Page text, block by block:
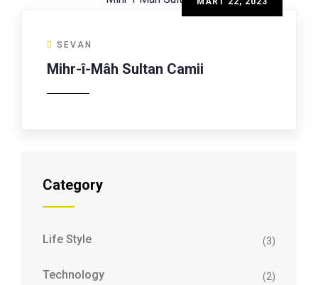
SEVAN
Mihr-î-Mâh Sultan Camii
Category
Life Style (3)
Technology (2)